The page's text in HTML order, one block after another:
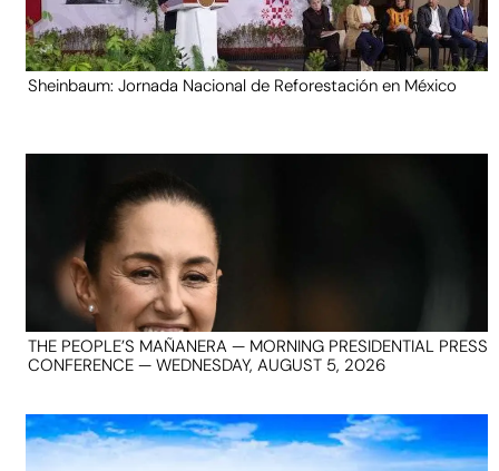
Sheinbaum: Jornada Nacional de Reforestación en México
THE PEOPLE’S MAÑANERA — MORNING PRESIDENTIAL PRESS
CONFERENCE — WEDNESDAY, AUGUST 5, 2026